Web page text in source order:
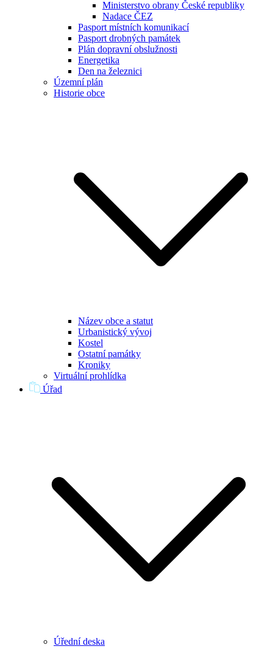
Ministerstvo obrany České republiky
Nadace ČEZ
Pasport místních komunikací
Pasport drobných památek
Plán dopravní obslužnosti
Energetika
Den na železnici
Územní plán
Historie obce
Název obce a statut
Urbanistický vývoj
Kostel
Ostatní památky
Kroniky
Virtuální prohlídka
Úřad
Úřední deska